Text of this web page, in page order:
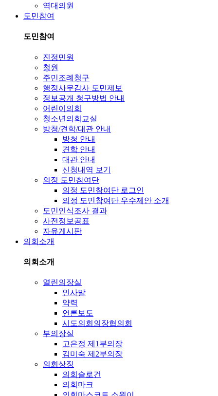
역대의원
도민참여
도민참여
진정민원
청원
주민조례청구
행정사무감사 도민제보
정보공개 청구방법 안내
어린이의회
청소년의회교실
방청/견학/대관 안내
방청 안내
견학 안내
대관 안내
신청내역 보기
의정 도민참여단
의정 도민참여단 로그인
의정 도민참여단 우수제안 소개
도민인식조사 결과
사전정보공표
자유게시판
의회소개
의회소개
열린의장실
인사말
약력
언론보도
시도의회의장협의회
부의장실
고은정 제1부의장
김미숙 제2부의장
의회상징
의회슬로건
의회마크